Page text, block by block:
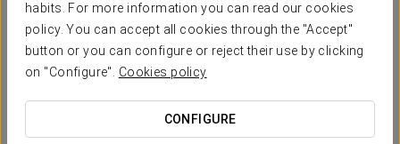
habits. For more information you can read our cookies
policy. You can accept all cookies through the "Accept"
button or you can configure or reject their use by clicking
on "Configure". Cookies policy
CONFIGURE
30 €
Pомантический опыт
Чтобы насладиться вашей любовью вместе в Áurea